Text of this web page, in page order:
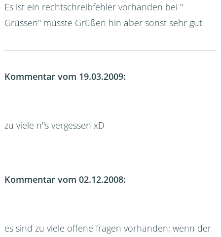
Es ist ein rechtschreibfehler vorhanden bei ''
Grüssen'' müsste Grüßen hin aber sonst sehr gut
Kommentar vom 19.03.2009:
zu viele n"s vergessen xD
Kommentar vom 02.12.2008:
es sind zu viele offene fragen vorhanden; wenn der